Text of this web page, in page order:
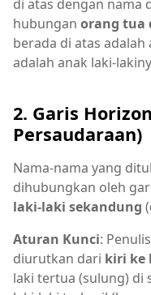
di atas dengan nama
hubungan orang tua
berada di atas adalah
adalah anak laki-
2. Garis
Persaudaraan)
Nama-nama yang
dihubungkan oleh
laki-laki sekandung (
Aturan Kunci:
diurutkan dari kiri ke
laki tertua (sulung) di